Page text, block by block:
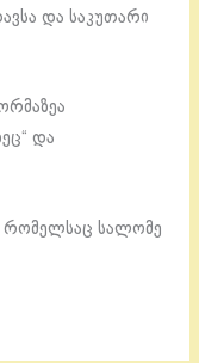
და საკუთარი
და
რომელსაც სალომე